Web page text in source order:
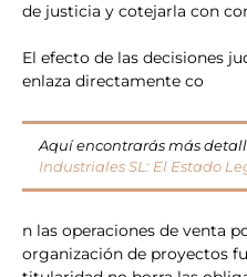
de justicia y cotejarla con
El efecto de las decisiones
enlaza directamente co
Aquí encontrarás más
Industriales SL: El Estado
n las operaciones de venta
organización de proyectos